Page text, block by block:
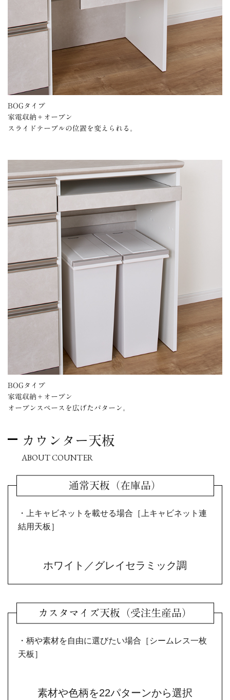
BOGタイプ
家電収納＋オープン
スライドテーブルの位置を変えられる。
BOGタイプ
家電収納＋オープン
オープンスペースを広げたパターン。
カウンター天板
ABOUT COUNTER
通常天板（在庫品）
・上キャビネットを載せる場合［上キャビネット連
結用天板］
ホワイト／グレイセラミック調
カスタマイズ天板（受注生産品）
・柄や素材を自由に選びたい場合［シームレス一枚
天板］
素材や色柄を22パターンから選択